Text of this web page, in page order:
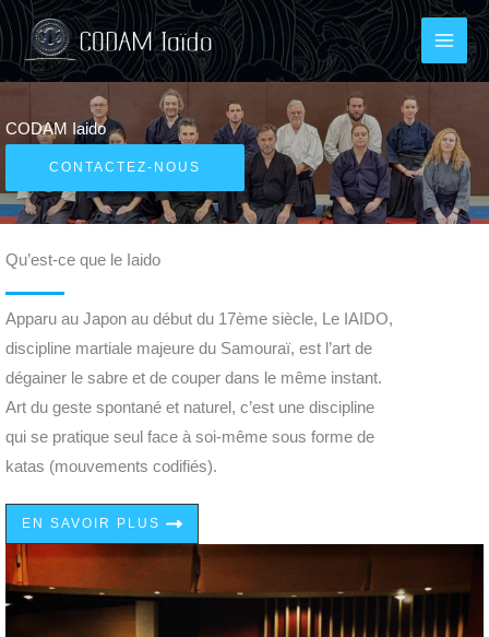
Aller
contenu
CODAM Iaido
CONTACTEZ-NOUS
Qu’est-ce que le Iaido
Apparu au Japon au début du 17ème siècle, Le IAIDO,
discipline martiale majeure du Samouraï, est l’art de
dégainer le sabre et de couper dans le même instant.
Art du geste spontané et naturel, c’est une discipline
qui se pratique seul face à soi-même sous forme de
katas (mouvements codifiés).
EN SAVOIR PLUS